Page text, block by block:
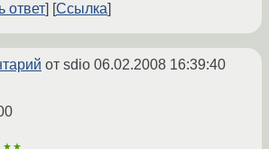
ответ
Ссылка
от sdio 06.02.2008 16:39:40